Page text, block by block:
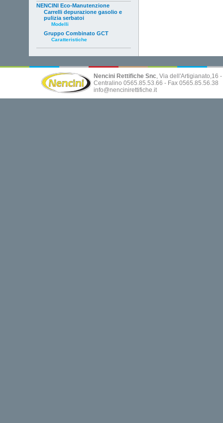
NENCINI Eco-Manutenzione
Carrelli depurazione gasolio e
pulizia serbatoi
Modelli
Gruppo Combinato GCT
Caratteristiche
Nencini Rettifiche Snc, Via dell'Artigianato,16
Centralino 0565.85.53.66 - Fax 0565.85.56.38
info@nencinirettifiche.it